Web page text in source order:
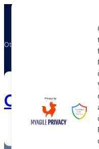
Otectours, le spécialiste du